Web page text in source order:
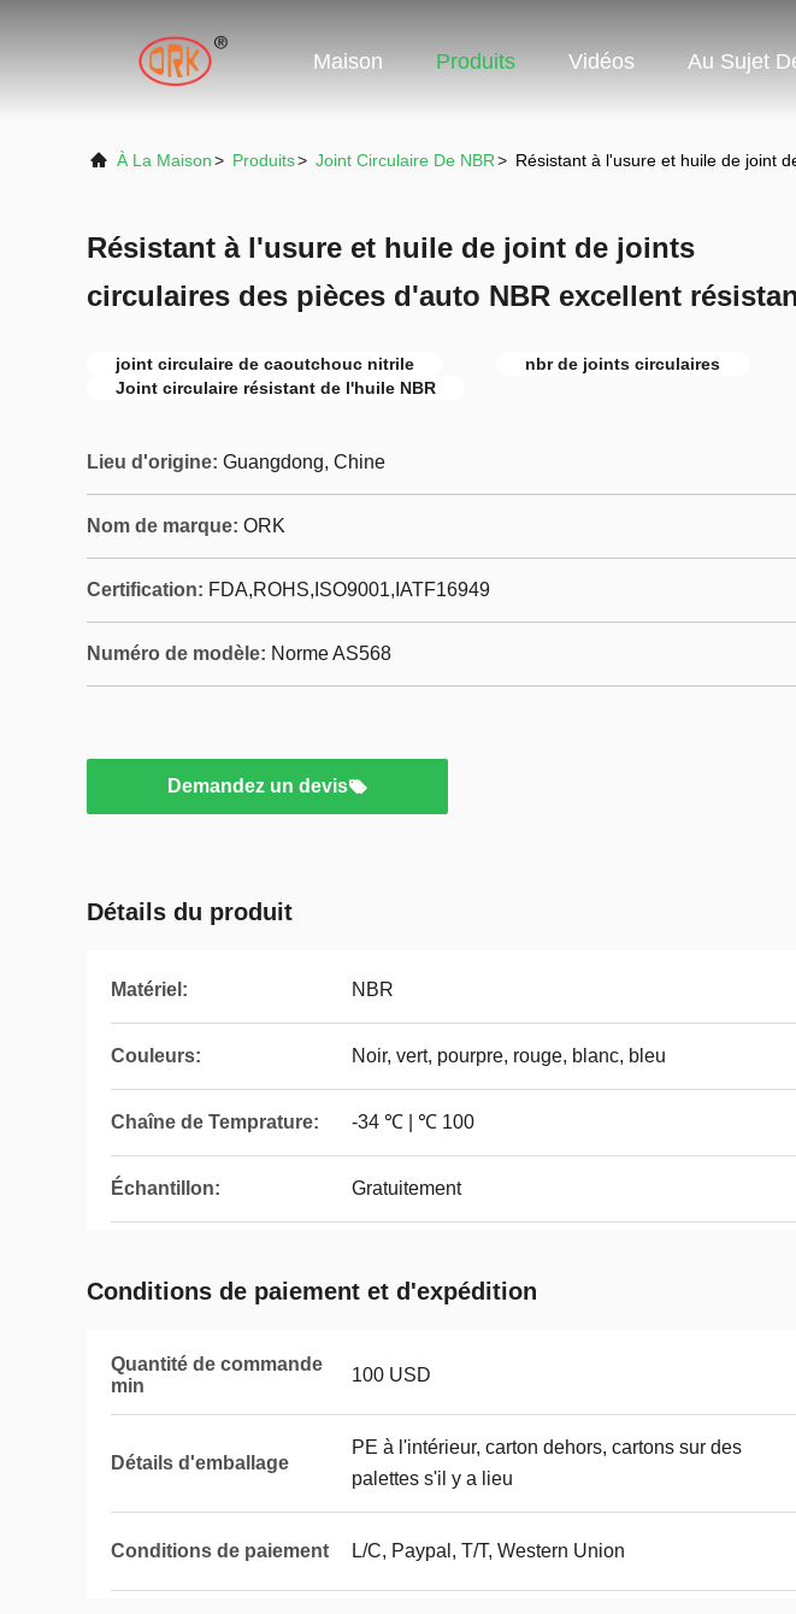
Maison Produits Vidéos Au Sujet
À La Maison> Produits> Joint Circulaire De NBR> Résistant à l'usure et huile de joint
Résistant à l'usure et huile de joint de joints
circulaires des pièces d'auto NBR excellent
joint circulaire de caoutchouc nitrile
nbr de joints circulaires
Joint circulaire résistant de l'huile NBR
Lieu d'origine: Guangdong, Chine
Nom de marque: ORK
Certification: FDA,ROHS,ISO9001,IATF16949
Numéro de modèle: Norme AS568
Demandez un devis
Détails du produit
Matériel: NBR
Couleurs: Noir, vert, pourpre, rouge, blanc, bleu
Chaîne de Temprature: -34 ℃ | ℃ 100
Échantillon: Gratuitement
Conditions de paiement et d'expédition
Quantité de commande
min
100 USD
Détails d'emballage
PE à l'intérieur, carton dehors, cartons sur des
palettes s'il y a lieu
Conditions de paiement L/C, Paypal, T/T, Western Union